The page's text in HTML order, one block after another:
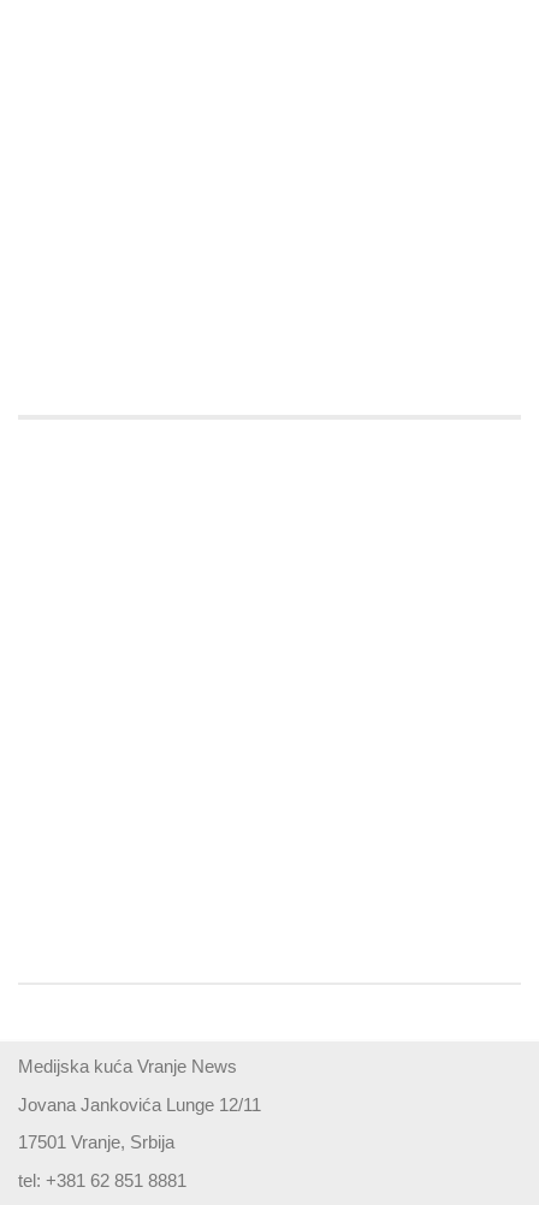
Medijska kuća Vranje News
Jovana Jankovića Lunge 12/11
17501 Vranje, Srbija
tel: +381 62 851 8881